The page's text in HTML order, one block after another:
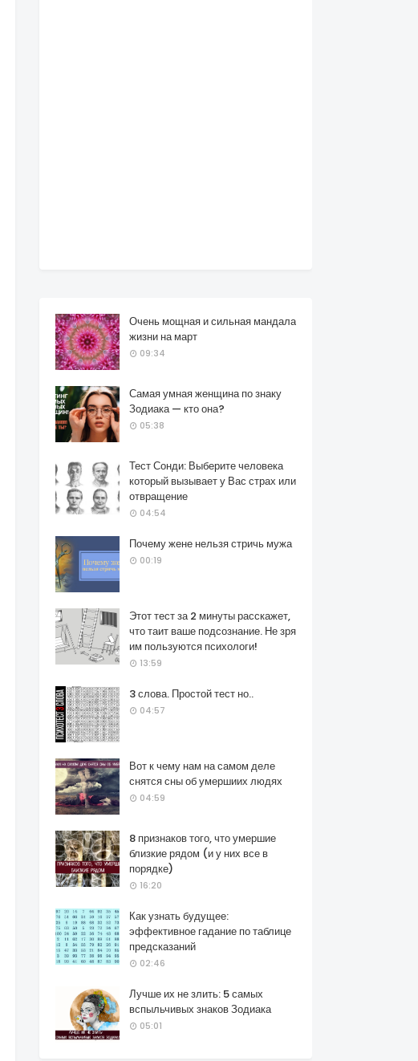
Очень мощная и сильная мандала
жизни на март
09:34
Самая умная женщина по знаку
Зодиака — кто она?
05:38
Тест Сонди: Выберите человека
который вызывает у Вас страх или
отвращение
04:54
Почему жене нельзя стричь мужа
00:19
Этот тест за 2 минуты расскажет,
что таит ваше подсознание. Не зря
им пользуются психологи!
13:59
3 слова. Простой тест но..
04:57
Вот к чему нам на самом деле
снятся сны об умершиих людях
04:59
8 признаков того, что умершие
близкие рядом (и у них все в
порядке)
16:20
Как узнать будущее:
эффективное гадание по таблице
предсказаний
02:46
Лучше их не злить: 5 самых
вспыльчивых знаков Зодиака
05:01